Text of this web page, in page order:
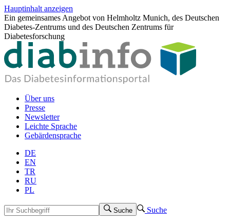
Hauptinhalt anzeigen
Ein gemeinsames Angebot von Helmholtz Munich, des Deutschen
Diabetes-Zentrums und des Deutschen Zentrums für
Diabetesforschung
Über uns
Presse
Newsletter
Leichte Sprache
Gebärdensprache
DE
EN
TR
RU
PL
Suche Suche